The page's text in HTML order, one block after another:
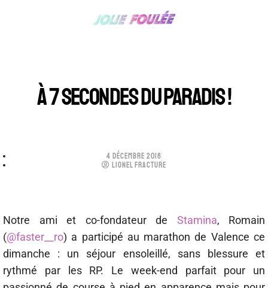
À 7 SECONDES DU PARADIS !
4 DÉCEMBRE 2018
LIONEL FRACTURE
Notre ami et co-fondateur de Stamina, Romain
(@faster__ro) a participé au marathon de Valence ce
dimanche : un séjour ensoleillé, sans blessure et
rythmé par les RP. Le week-end parfait pour un